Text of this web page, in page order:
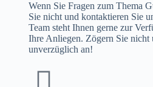
Wenn Sie Fragen zum Thema
Sie nicht und kontaktieren Sie
Team steht Ihnen gerne zur
Ihre Anliegen. Zögern Sie nicht
unverzüglich an!